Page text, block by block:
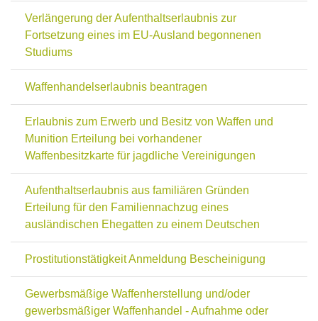
Verlängerung der Aufenthaltserlaubnis zur
Fortsetzung eines im EU-Ausland begonnenen
Studiums
Waffenhandelserlaubnis beantragen
Erlaubnis zum Erwerb und Besitz von Waffen und
Munition Erteilung bei vorhandener
Waffenbesitzkarte für jagdliche Vereinigungen
Aufenthaltserlaubnis aus familiären Gründen
Erteilung für den Familiennachzug eines
ausländischen Ehegatten zu einem Deutschen
Prostitutionstätigkeit Anmeldung Bescheinigung
Gewerbsmäßige Waffenherstellung und/oder
gewerbsmäßiger Waffenhandel - Aufnahme oder